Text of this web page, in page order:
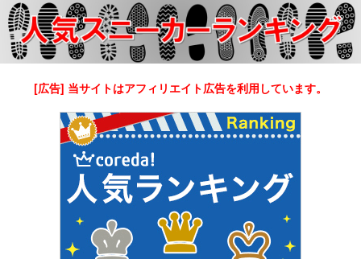
[広告] 当サイトはアフィリエイト広告を利用しています。